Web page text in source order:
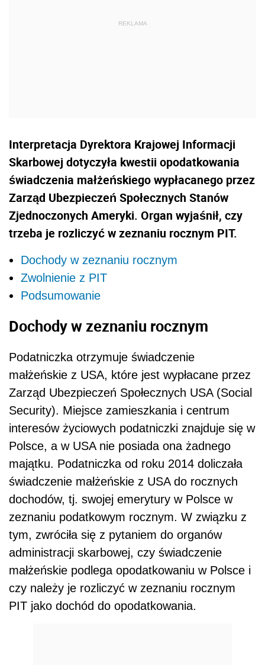
Interpretacja Dyrektora Krajowej Informacji
Skarbowej dotyczyła kwestii opodatkowania
świadczenia małżeńskiego wypłacanego przez
Zarząd Ubezpieczeń Społecznych Stanów
Zjednoczonych Ameryki. Organ wyjaśnił, czy
trzeba je rozliczyć w zeznaniu rocznym PIT.
Dochody w zeznaniu rocznym
Zwolnienie z PIT
Podsumowanie
Dochody w zeznaniu rocznym
Podatniczka otrzymuje świadczenie
małżeńskie z USA, które jest wypłacane przez
Zarząd Ubezpieczeń Społecznych USA (Social
Security). Miejsce zamieszkania i centrum
interesów życiowych podatniczki znajduje się w
Polsce, a w USA nie posiada ona żadnego
majątku. Podatniczka od roku 2014 doliczała
świadczenie małżeńskie z USA do rocznych
dochodów, tj. swojej emerytury w Polsce w
zeznaniu podatkowym rocznym. W związku z
tym, zwróciła się z pytaniem do organów
administracji skarbowej, czy świadczenie
małżeńskie podlega opodatkowaniu w Polsce i
czy należy je rozliczyć w zeznaniu rocznym
PIT jako dochód do opodatkowania.